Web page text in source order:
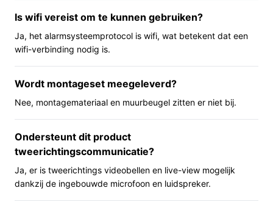
mensdetectie ontvang je meldingen bij zogeheten
menselijke bewegingen en je kunt live meekijken of een
gesprek voeren via de tweewegaudio. De unit
ondersteunt opslag op een SD-kaart tot 256 GB en via
mee dat montagemateriaal niet wordt meegeleverd en
dat de specificaties zowel een 4600 mAh oplaadbare
batterij als ‘netstroom’ als voedingstype noemen —
controleer dit vóór aankoop.
Belangrijkste voordelen
Praktische pluspunten voor thuisgebruik.
Is wifi vereist om te kunnen gebruiken?
Ja, het alarmsysteemprotocol is wifi, wat betekent dat een
wifi-verbinding nodig is.
Wordt montageset meegeleverd?
Nee, montagemateriaal en muurbeugel zitten er niet bij.
Ondersteunt dit product
tweerichtingscommunicatie?
Ja, er is tweerichtings videobellen en live-view mogelijk
dankzij de ingebouwde microfoon en luidspreker.